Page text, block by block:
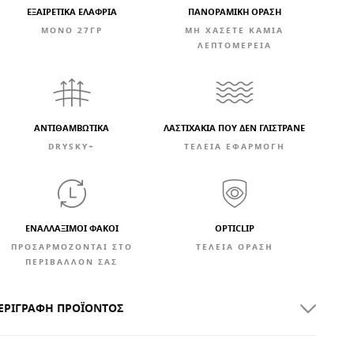
ΕΞΑΙΡΕΤΙΚΆ ΕΛΑΦΡΙΆ
ΜΟΝΟ 27ΓΡ
ΠΑΝΟΡΑΜΙΚΗ ΟΡΑΣΗ
ΜΗ ΧΑΣΕΤΕ ΚΑΜΙΑ
ΛΕΠΤΟΜΕΡΕΙΑ
ΑΝΤΙΘΑΜΒΩΤΙΚΆ
DRYSKY+
ΛΑΣΤΙΧΑΚΙΑ ΠΟΥ ΔΕΝ ΓΛΙΣΤΡΑΝΕ
ΤΕΛΕΙΑ ΕΦΑΡΜΟΓΗ
ΕΝΑΛΛΆΞΙΜΟΙ ΦΑΚΟΊ
ΠΡΟΣΑΡΜΟΖΟΝΤΑΙ ΣΤΟ
ΠΕΡΙΒΑΛΛΟΝ ΣΑΣ
OPTICLIP
ΤΈΛΕΙΑ ΌΡΑΣΗ
ΠΡΟΪΌΝΤΟΣ